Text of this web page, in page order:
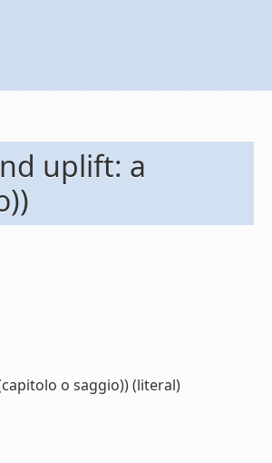
uplift: a
o saggio)) (literal)